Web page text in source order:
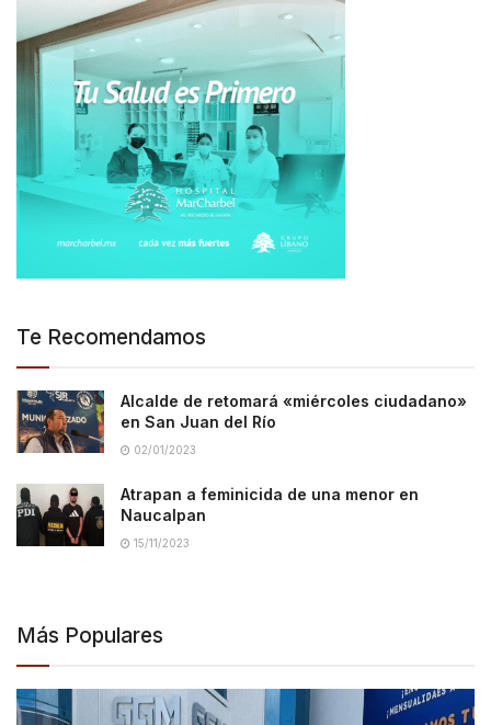
Te Recomendamos
Alcalde de retomará «miércoles ciudadano»
en San Juan del Río
02/01/2023
Atrapan a feminicida de una menor en
Naucalpan
15/11/2023
Más Populares